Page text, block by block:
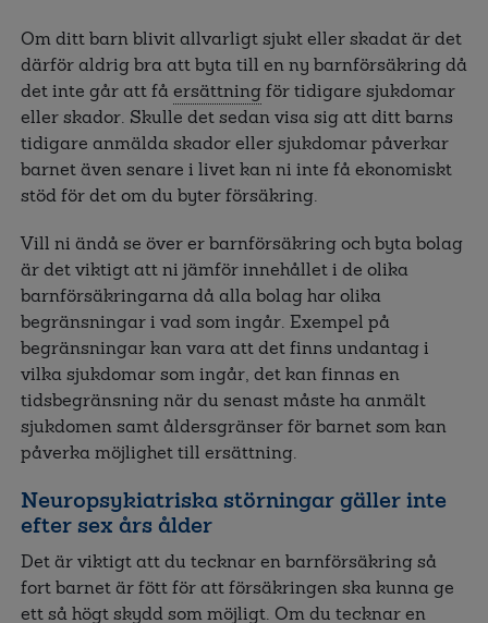
Om ditt barn blivit allvarligt sjukt eller skadat är det
därför aldrig bra att byta till en ny barnförsäkring då
det inte går att fåersättningför tidigare sjukdomar
eller skador. Skulle det sedan visa sig att ditt barns
tidigare anmälda skador eller sjukdomar påverkar
barnet även senare i livet kan ni inte få ekonomiskt
stöd för det om du byter försäkring.
Vill ni ändå se över er barnförsäkring och byta bolag
är det viktigt att ni jämför innehållet i de olika
barnförsäkringarna då alla bolag har olika
begränsningar i vad som ingår. Exempel på
begränsningar kan vara att det finns undantag i
vilka sjukdomar som ingår, det kan finnas en
tidsbegränsning när du senast måste ha anmält
sjukdomen samt åldersgränser för barnet som kan
påverka möjlighet till ersättning.
Neuropsykiatriska störningar gäller inte
efter sex års ålder
Det är viktigt att du tecknar en barnförsäkring så
fort barnet är fött för att försäkringen ska kunna ge
ett så högt skydd som möjligt. Om du tecknar en